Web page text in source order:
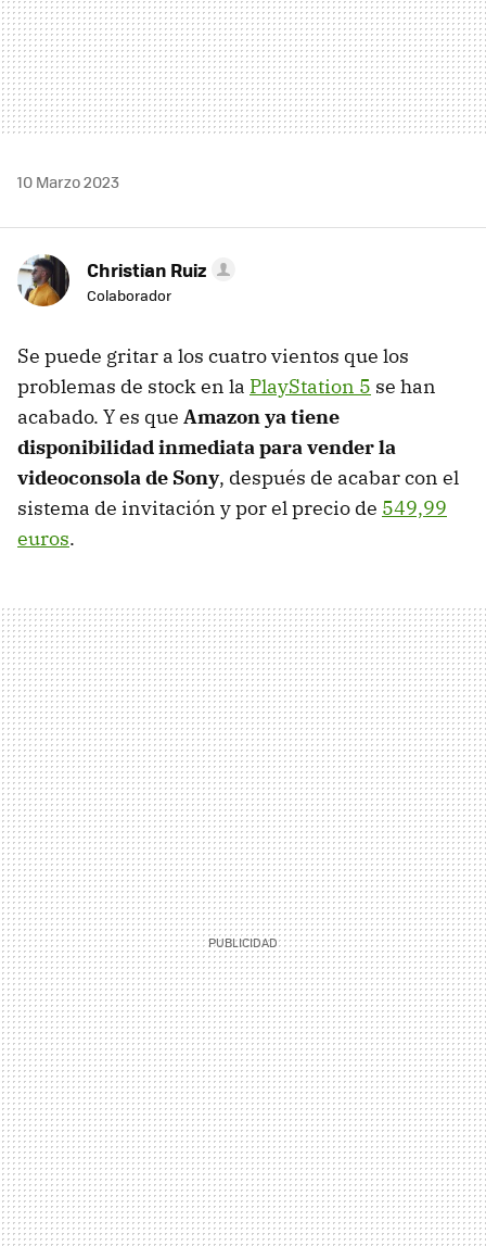
10 Marzo 2023
Christian Ruiz
Colaborador
Se puede gritar a los cuatro vientos que los
problemas de stock en la PlayStation 5 se han
acabado. Y es que Amazon ya tiene
disponibilidad inmediata para vender la
videoconsola de Sony, después de acabar con el
sistema de invitación y por el precio de 549,99
euros.